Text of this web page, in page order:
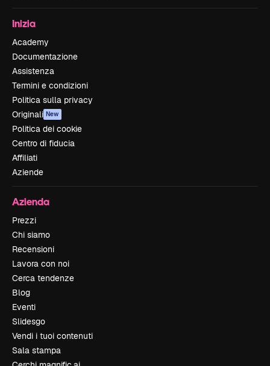
Inizia
Academy
Documentazione
Assistenza
Termini e condizioni
Politica sulla privacy
Originali New
Politica dei cookie
Centro di fiducia
Affiliati
Aziende
Azienda
Prezzi
Chi siamo
Recensioni
Lavora con noi
Cerca tendenze
Blog
Eventi
Slidesgo
Vendi i tuoi contenuti
Sala stampa